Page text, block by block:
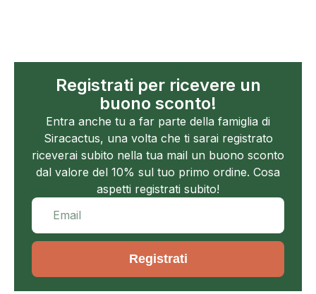
Registrati per ricevere un
buono sconto!
Entra anche tu a far parte della famiglia di
Siracactus, una volta che ti sarai registrato
riceverai subito nella tua mail un buono sconto
dal valore del 10% sul tuo primo ordine. Cosa
aspetti registrati subito!
Registrati